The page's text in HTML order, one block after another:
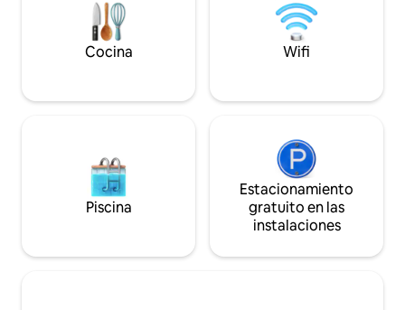
momento del día gracias a su techo alto,
la sensación de naturaleza es el detalle
más importante de tus vacaciones en el
acondicionado y
•Estacionamiento
tranquila y segura
Cocina Wifi
Piscina
Estacionamiento
gratuito en las
instalaciones